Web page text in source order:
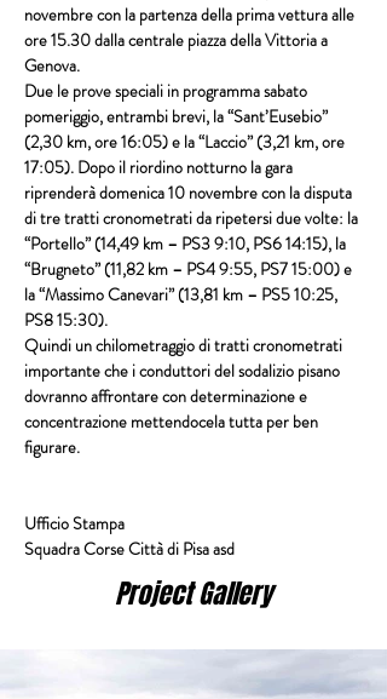
novembre con la partenza della prima vettura alle
ore 15.30 dalla centrale piazza della Vittoria a
Genova.
Due le prove speciali in programma sabato
pomeriggio, entrambi brevi, la “Sant’Eusebio”
(2,30 km, ore 16:05) e la “Laccio” (3,21 km, ore
17:05). Dopo il riordino notturno la gara
riprenderà domenica 10 novembre con la disputa
di tre tratti cronometrati da ripetersi due volte: la
“Portello” (14,49 km – PS3 9:10, PS6 14:15), la
“Brugneto” (11,82 km – PS4 9:55, PS7 15:00) e
la “Massimo Canevari” (13,81 km – PS5 10:25,
PS8 15:30).
Quindi un chilometraggio di tratti cronometrati
importante che i conduttori del sodalizio pisano
dovranno affrontare con determinazione e
concentrazione mettendocela tutta per ben
figurare.
Ufficio Stampa
Squadra Corse Città di Pisa asd
Project Gallery